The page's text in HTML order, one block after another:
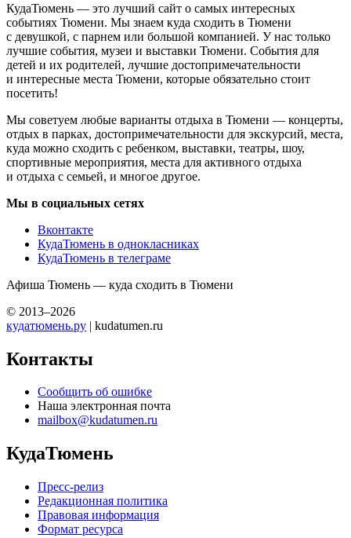
КудаТюмень — это лучший сайт о самых интересных
событиях Тюмени. Мы знаем куда сходить в Тюмени
с девушкой, с парнем или большой компанией. У нас только
лучшие события, музеи и выставки Тюмени. События для
детей и их родителей, лучшие достопримечательности
и интересные места Тюмени, которые обязательно стоит
посетить!
Мы советуем любые варианты отдыха в Тюмени — концерты,
отдых в парках, достопримечательности для экскурсий, места,
куда можно сходить с ребенком, выставки, театры, шоу,
спортивные мероприятия, места для активного отдыха
и отдыха с семьей, и многое другое.
Мы в социальных сетях
Вконтакте
КудаТюмень в однокласниках
КудаТюмень в телеграме
Афиша Тюмень — куда сходить в Тюмени
© 2013–2026
кудатюмень.ру | kudatumen.ru
Контакты
Сообщить об ошибке
Наша электронная почта
mailbox@kudatumen.ru
КудаТюмень
Пресс-релиз
Редакционная политика
Правовая информация
Формат ресурса